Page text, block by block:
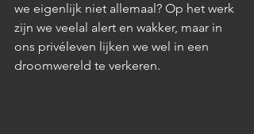
we eigenlijk niet allemaal? Op het werk
zijn we veelal alert en wakker, maar in
ons privéleven lijken we wel in een
droomwereld te verkeren.